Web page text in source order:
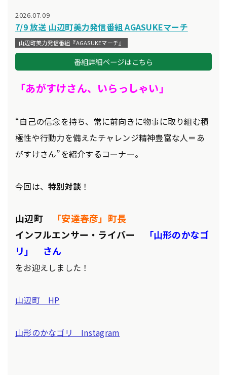
2026.07.09
7/9 放送 山辺町美力発信番組 AGASUKEマーチ
山辺町美力発信番組『AGASUKEマーチ』
番組詳細ページはこちら
「あがすけさん、いらっしゃい」
“自己の信念を持ち、常に前向きに物事に取り組む積
極性や行動力を備えたチャレンジ精神豊富な人＝あ
がすけさん”を紹介するコーナー。
今回は、 特別対談 ！
山辺町
「安達春彦」町長
インフルエンサー・ライバー
「山形のかなゴ
リ」 さん
をお迎えしました！
山辺町 HP
山形のかなゴリ Instagram